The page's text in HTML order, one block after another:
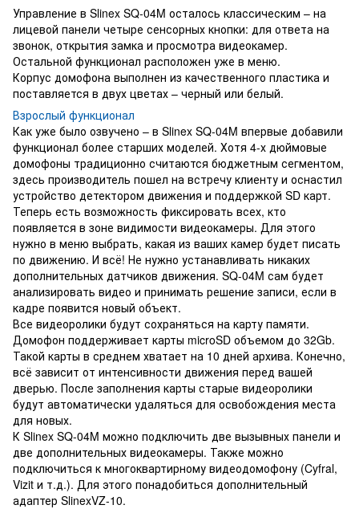
Управление в Slinex SQ-04M осталось классическим – на
лицевой панели четыре сенсорных кнопки: для ответа на
звонок, открытия замка и просмотра видеокамер.
Остальной функционал расположен уже в меню.
Корпус домофона выполнен из качественного пластика и
поставляется в двух цветах – черный или белый.
Взрослый функционал
Как уже было озвучено – в Slinex SQ-04M впервые добавили
функционал более старших моделей. Хотя 4-х дюймовые
домофоны традиционно считаются бюджетным сегментом,
здесь производитель пошел на встречу клиенту и оснастил
устройство детектором движения и поддержкой SD карт.
Теперь есть возможность фиксировать всех, кто
появляется в зоне видимости видеокамеры. Для этого
нужно в меню выбрать, какая из ваших камер будет писать
по движению. И всё! Не нужно устанавливать никаких
дополнительных датчиков движения. SQ-04M сам будет
анализировать видео и принимать решение записи, если в
кадре появится новый объект.
Все видеоролики будут сохраняться на карту памяти.
Домофон поддерживает карты microSD объемом до 32Gb.
Такой карты в среднем хватает на 10 дней архива. Конечно,
всё зависит от интенсивности движения перед вашей
дверью. После заполнения карты старые видеоролики
будут автоматически удаляться для освобождения места
для новых.
К Slinex SQ-04M можно подключить две вызывных панели и
две дополнительных видеокамеры. Также можно
подключиться к многоквартирному видеодомофону (Cyfral,
Vizit и т.д.). Для этого понадобиться дополнительный
адаптер SlinexVZ-10.